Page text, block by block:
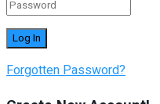
Forgotten Password?